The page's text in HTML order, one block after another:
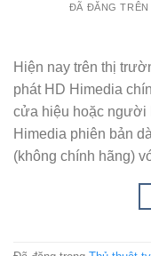
ĐÃ ĐĂNG
Hiện nay trên thị
phát HD Himedia
cửa hiệu hoặc người
Himedia phiên bản
(không chính hãng)